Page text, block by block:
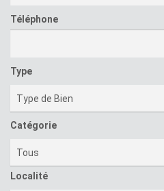
Téléphone
Type
Type de Bien
Catégorie
Tous
Localité